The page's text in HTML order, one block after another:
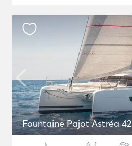
Fountaine Pajot Astréa 42